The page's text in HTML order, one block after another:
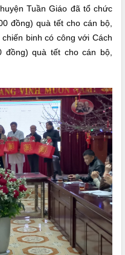
Tuần Giáo đã tổ chức
đồng) quà tết cho cán bộ,
binh có côngvới Cách
đồng) quà tết chocán bộ,